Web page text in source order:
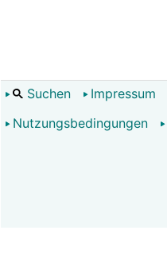
Suchen Impressum
Nutzungsbedingungen